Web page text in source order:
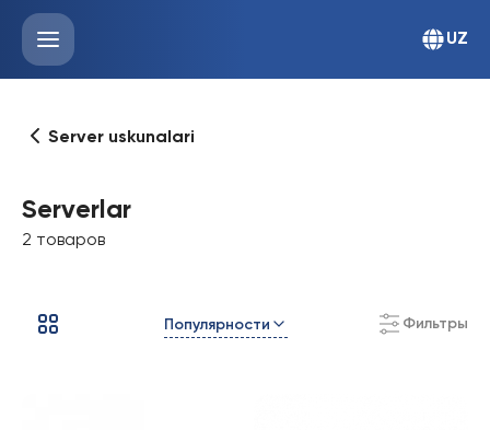
UZ
Server uskunalari
Serverlar
2 товаров
Популярности Фильтры